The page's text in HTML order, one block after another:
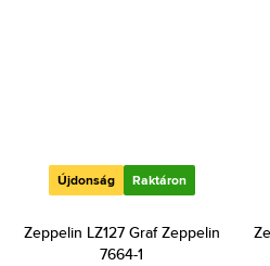
Újdonság Raktáron
Zeppelin LZ127 Graf Zeppelin
7664-1